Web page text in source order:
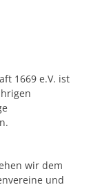
1669 e.V. ist
wir dem
und